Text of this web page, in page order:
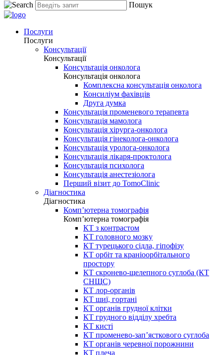
Пошук
Послуги
Послуги
Консультації
Консультації
Консультація онколога
Консультація онколога
Комплексна консультація онколога
Консиліум фахівців
Друга думка
Консультація променевого терапевта
Консультація мамолога
Консультація хірурга-онколога
Консультація гінеколога-онколога
Консультація уролога-онколога
Консультація лікаря-проктолога
Консультація психолога
Консультація анестезіолога
Перший візит до TomoClinic
Діагностика
Діагностика
Комп’ютерна томографія
Комп’ютерна томографія
КТ з контрастом
КТ головного мозку
КТ турецького сідла, гіпофізу
КТ орбіт та краніоорбітального
простору
КТ скронево-щелепного суглоба (КТ
СНЩС)
КТ лор-органів
КТ шиї, гортані
КТ органів грудної клітки
КТ грудного відділу хребта
КТ кисті
КТ променево-зап’ясткового суглоба
КТ органів черевної порожнини
КТ плеча